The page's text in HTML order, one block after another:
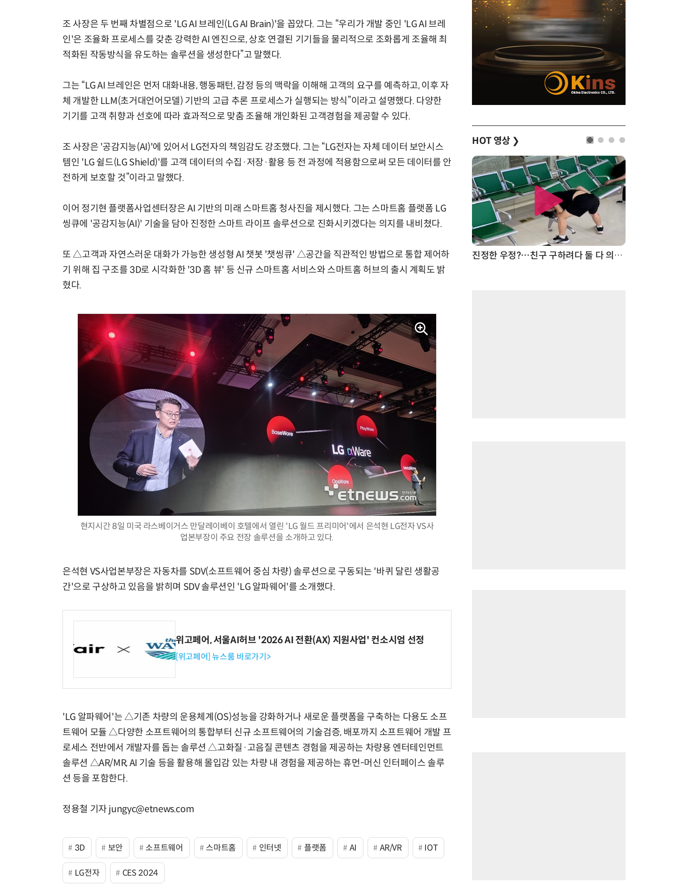
조 사장은 두 번째 차별점으로 'LG AI 브레인(LG AI Brain)'을 꼽았다. 그는 “우리가 개발 중인 'LG AI 브레
인'은 조율화 프로세스를 갖춘 강력한 AI 엔진으로, 상호 연결된 기기들을 물리적으로 조화롭게 조율해 최
적화된 작동방식을 유도하는 솔루션을 생성한다”고 말했다.
그는 “LG AI 브레인은 먼저 대화내용, 행동패턴, 감정 등의 맥락을 이해해 고객의 요구를 예측하고, 이후 자
체 개발한 LLM(초거대언어모델) 기반의 고급 추론 프로세스가 실행되는 방식”이라고 설명했다. 다양한
기기를 고객 취향과 선호에 따라 효과적으로 맞춤 조율해 개인화된 고객경험을 제공할 수 있다.
조 사장은 '공감지능(AI)'에 있어서 LG전자의 책임감도 강조했다. 그는 “LG전자는 자체 데이터 보안시스
템인 'LG 쉴드(LG Shield)'를 고객 데이터의 수집·저장·활용 등 전 과정에 적용함으로써 모든 데이터를 안
전하게 보호할 것”이라고 말했다.
이어 정기현 플랫폼사업센터장은 AI 기반의 미래 스마트홈 청사진을 제시했다. 그는 스마트홈 플랫폼 LG
씽큐에 '공감지능(AI)' 기술을 담아 진정한 스마트 라이프 솔루션으로 진화시키겠다는 의지를 내비쳤다.
또 △고객과 자연스러운 대화가 가능한 생성형 AI 챗봇 '챗씽큐' △공간을 직관적인 방법으로 통합 제어하
기 위해 집 구조를 3D로 시각화한 '3D 홈 뷰' 등 신규 스마트홈 서비스와 스마트홈 허브의 출시 계획도 밝
혔다.
현지시간 8일 미국 라스베이거스 만달레이베이 호텔에서 열린 'LG 월드 프리미어'에서 은석현 LG전자 VS사
업본부장이 주요 전장 솔루션을 소개하고 있다.
은석현 VS사업본부장은 자동차를 SDV(소프트웨어 중심 차량) 솔루션으로 구동되는 '바퀴 달린 생활공
간'으로 구상하고 있음을 밝히며 SDV 솔루션인 'LG 알파웨어'를 소개했다.
위고페어, 서울AI허브 '2026 AI 전환(AX) 지원사업' 컨소시엄 선정
[위고페어] 뉴스룸 바로가기>
'LG 알파웨어'는 △기존 차량의 운용체계(OS)성능을 강화하거나 새로운 플랫폼을 구축하는 다용도 소프
트웨어 모듈 △다양한 소프트웨어의 통합부터 신규 소프트웨어의 기술검증, 배포까지 소프트웨어 개발 프
로세스 전반에서 개발자를 돕는 솔루션 △고화질·고음질 콘텐츠 경험을 제공하는 차량용 엔터테인먼트
솔루션 △AR/MR, AI 기술 등을 활용해 몰입감 있는 차량 내 경험을 제공하는 휴먼-머신 인터페이스 솔루
션 등을 포함한다.
정용철 기자 jungyc@etnews.com
3D 보안 소프트웨어 스마트홈 인터넷 플랫폼 AI AR/VR IOT
LG전자 CES 2024
HOT 영상 ❯
진정한 우정?…친구 구하려다 둘 다 의자 틈에 목이 낀 순간